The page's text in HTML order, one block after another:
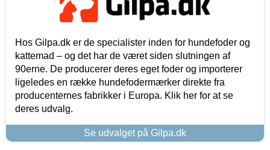
Hos Gilpa.dk er de specialister inden for hundefoder og
kattemad – og det har de været siden slutningen af
90erne. De producerer deres eget foder og importerer
ligeledes en række hundefodermærker direkte fra
producenternes fabrikker i Europa. Klik her for at se
deres udvalg.
Se udvalget på Gilpa.dk